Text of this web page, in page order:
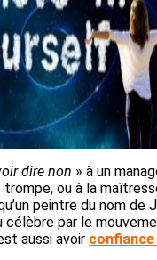
dire non » à un
trompe, ou à la
peintre du nom de
célèbre par le
aussi avoir